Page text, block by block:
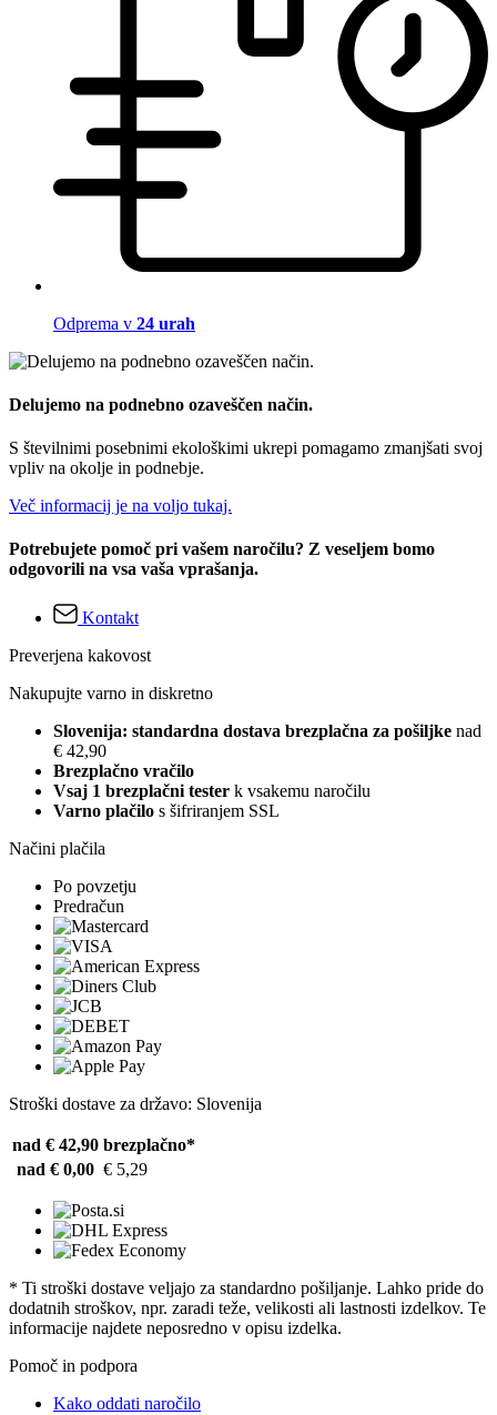
Odprema v 24 urah
Delujemo na podnebno ozaveščen način.
S številnimi posebnimi ekološkimi ukrepi pomagamo zmanjšati svoj
vpliv na okolje in podnebje.
Več informacij je na voljo tukaj.
Potrebujete pomoč pri vašem naročilu? Z veseljem bomo
odgovorili na vsa vaša vprašanja.
Kontakt
Preverjena kakovost
Nakupujte varno in diskretno
Slovenija: standardna dostava brezplačna za pošiljke nad
€ 42,90
Brezplačno vračilo
Vsaj 1 brezplačni tester k vsakemu naročilu
Varno plačilo s šifriranjem SSL
Načini plačila
Po povzetju
Predračun
Stroški dostave za državo: Slovenija
nad € 42,90 brezplačno*
nad € 0,00 € 5,29
* Ti stroški dostave veljajo za standardno pošiljanje. Lahko pride do
dodatnih stroškov, npr. zaradi teže, velikosti ali lastnosti izdelkov. Te
informacije najdete neposredno v opisu izdelka.
Pomoč in podpora
Kako oddati naročilo